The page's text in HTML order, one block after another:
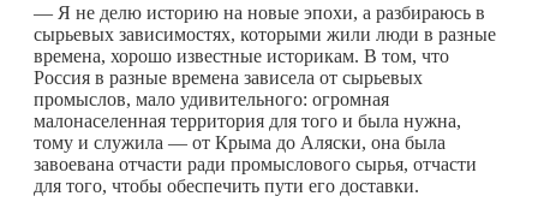
— Я не делю историю на новые эпохи, а разбираюсь в
сырьевых зависимостях, которыми жили люди в разные
времена, хорошо известные историкам. В том, что
Россия в разные времена зависела от сырьевых
промыслов, мало удивительного: огромная
малонаселенная территория для того и была нужна,
тому и служила — от Крыма до Аляски, она была
завоевана отчасти ради промыслового сырья, отчасти
для того, чтобы обеспечить пути его доставки.